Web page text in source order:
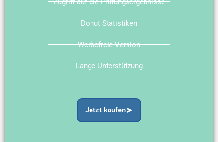
Zugriff auf die Prüfungsergebnisse
Donut Statistiken
Werbefreie Version
Lange Unterstützung
Jetzt kaufen